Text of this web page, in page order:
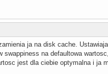
ja na disk cache.
na defaultowa
jest dla ciebie optymalna i ja